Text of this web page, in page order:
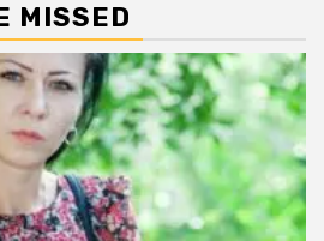
MISSED